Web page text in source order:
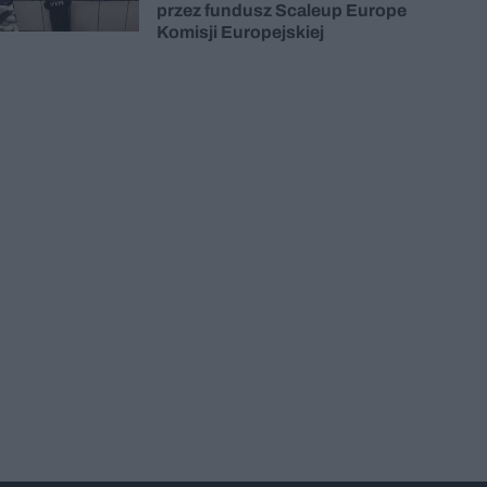
przez fundusz Scaleup Europe
Komisji Europejskiej